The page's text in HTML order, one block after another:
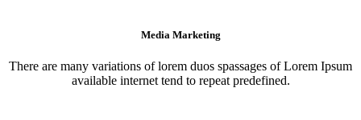
Media Marketing
There are many variations of lorem duos spassages of Lorem Ipsum
available internet tend to repeat predefined.